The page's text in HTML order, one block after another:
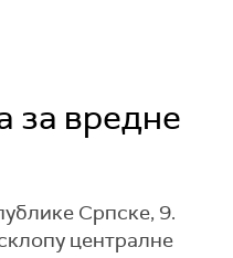
за вредне
Српске, 9.
централне